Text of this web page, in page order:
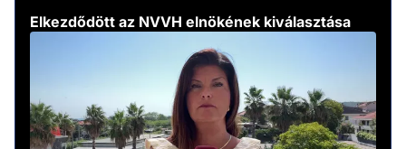
Elkezdődött az NVVH elnökének kiválasztása